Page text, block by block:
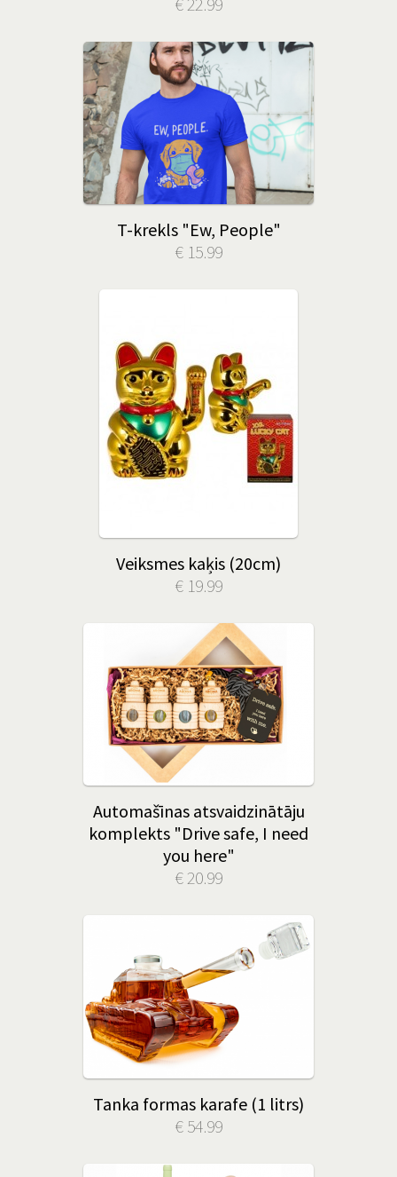
T-krekls "Ew, People"
€ 15.99
Veiksmes kaķis (20cm)
€ 19.99
Automašīnas atsvaidzinātāju
komplekts "Drive safe, I need
you here"
€ 20.99
Tanka formas karafe (1 litrs)
€ 54.99